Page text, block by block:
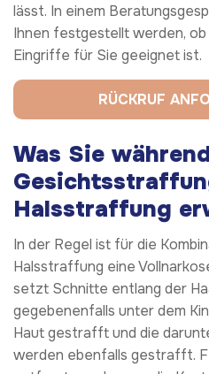
lässt. In einem
Ihnen festgestellt werden,
Eingriffe für Sie geeignet ist.
RÜCKRUF
Was Sie
Halsstraffung
In der Regel ist für die
Halsstraffung eine
setzt Schnitte entlang der
gegebenenfalls unter dem
Haut gestrafft und die
werden ebenfalls gestrafft.